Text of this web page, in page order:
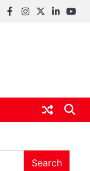
Facebook
instagram
twitter
linkedin
Search